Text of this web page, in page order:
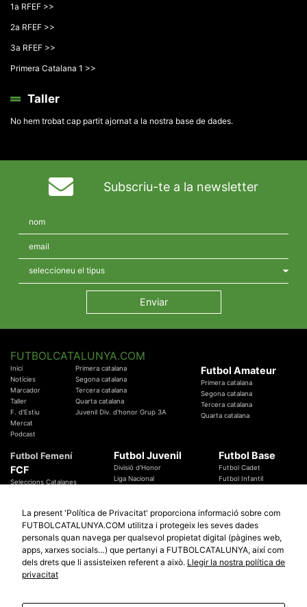
1a RFEF >>
2a RFEF >>
3a RFEF >>
Primera Catalana 1 >>
Taller
No hem trobat cap partit ajornat a la nostra base de dades.
Subscriu-te a la newsletter
FUTBOLCATALUNYA.COM
Inici
Notícies
Marcador
Taller
F. d'Estiu
Mercat
Podcast
Primera catalana
Segona catalana
Tercera catalana
Quarta catalana
Juvenil Div. d'honor Grup 3A
Futbol Amateur
Primera catalana
Segona catalana
Tercera catalana
Quarta catalana
Futbol Femení
FCF
Seleccions Catalanes
Temes Federatius
Futbol Juvenil
Divisió d'Honor
Liga Nacional
Futbol Base
Futbol Cadet
Futbol Infantil
Futbol Catalunya
Promocions
Sortejos
Participació
Especials
Copa Catalunya Absoluta 2019
Copa del Rei 2019 - 2020
La present 'Política de Privacitat' proporciona informació sobre com
FUTBOLCATALUNYA.COM utilitza i protegeix les seves dades
personals quan navega per qualsevol propietat digital (pàgines web,
apps, xarxes socials…) que pertanyi a FUTBOLCATALUNYA, així com
dels drets que li assisteixen referent a això. Llegir la nostra política de
privacitat